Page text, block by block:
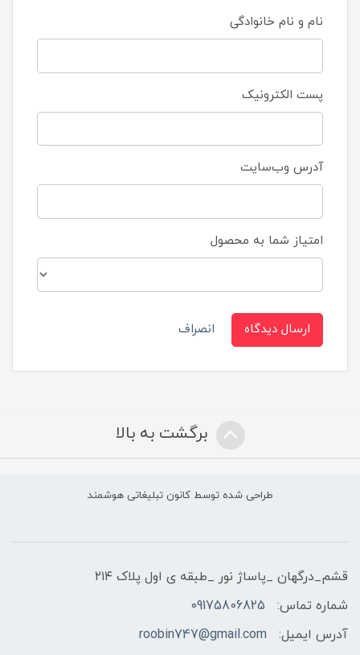
نام و نام خانوادگی
پست الکترونیک
آدرس وب‌سایت
امتیاز شما به محصول
ارسال دیدگاه انصراف
برگشت به بالا
طراحی شده توسط کانون تبلیغاتی هوشمند
قشم_درگهان _پاساژ نور _طبقه ی اول پلاک ۲۱۴
شماره تماس:
09175806825
آدرس ایمیل:
roobin747@gmail.com